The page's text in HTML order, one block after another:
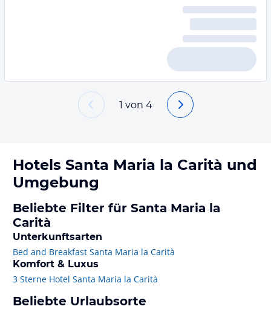
1 von 4
Hotels Santa Maria la Carità und
Umgebung
Beliebte Filter für Santa Maria la
Carità
Unterkunftsarten
Bed and Breakfast Santa Maria la Carità
Komfort & Luxus
3 Sterne Hotel Santa Maria la Carità
Beliebte Urlaubsorte